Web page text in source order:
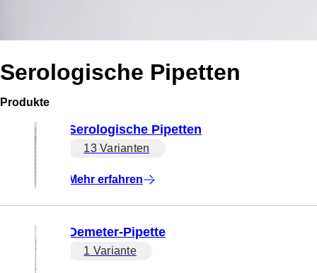
Serologische Pipetten
Produkte
Serologische Pipetten
13 Varianten
Mehr erfahren
Demeter-Pipette
1 Variante